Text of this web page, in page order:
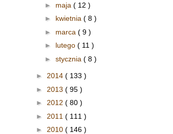
► maja ( 12 )
► kwietnia ( 8 )
► marca ( 9 )
► lutego( 11 )
► stycznia ( 8 )
► 2014 ( 133 )
► 2013 ( 95 )
► 2012 ( 80 )
► 2011 ( 111 )
► 2010 ( 146 )